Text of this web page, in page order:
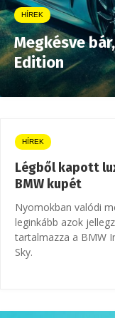
HÍREK
Megkésve
Edition
HÍREK
Légből kapott
BMW kupét
Nyomokban valódi
leginkább azok
tartalmazza a BMW
Sky.